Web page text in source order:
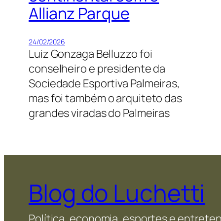
Allianz Parque
24/02/2026
Luiz Gonzaga Belluzzo foi
conselheiro e presidente da
Sociedade Esportiva Palmeiras,
mas foi também o arquiteto das
grandes viradas do Palmeiras
Blog do Luchetti